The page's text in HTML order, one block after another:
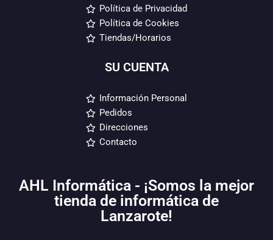
Política de Privacidad
Política de Cookies
Tiendas/Horarios
SU CUENTA
Información Personal
Pedidos
Direcciones
Contacto
AHL Informática - ¡Somos la mejor
tienda de informática de
Lanzarote!